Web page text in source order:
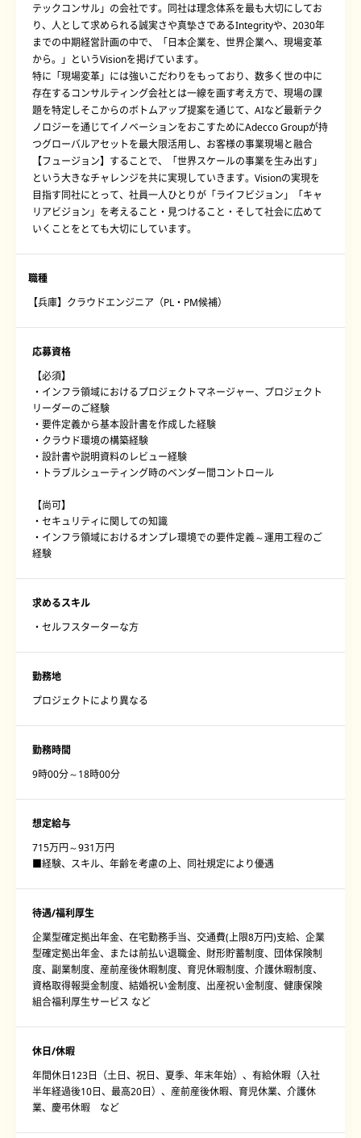
テックコンサル」の会社です。同社は理念体系を最も大切にしてお
り、人として求められる誠実さや真摯さであるIntegrityや、2030年
までの中期経営計画の中で、「日本企業を、世界企業へ、現場変革
から。」というVisionを掲げています。
特に「現場変革」には強いこだわりをもっており、数多く世の中に
存在するコンサルティング会社とは一線を画す考え方で、現場の課
題を特定しそこからのボトムアップ提案を通じて、AIなど最新テク
ノロジーを通じてイノベーションをおこすためにAdecco Groupが持
つグローバルアセットを最大限活用し、お客様の事業現場と融合
【フュージョン】することで、「世界スケールの事業を生み出す」
という大きなチャレンジを共に実現していきます。Visionの実現を
目指す同社にとって、社員一人ひとりが「ライフビジョン」「キャ
リアビジョン」を考えること・見つけること・そして社会に広めて
いくことをとても大切にしています。
職種
【兵庫】クラウドエンジニア（PL・PM候補）
応募資格
【必須】
・インフラ領域におけるプロジェクトマネージャー、プロジェクト
リーダーのご経験
・要件定義から基本設計書を作成した経験
・クラウド環境の構築経験
・設計書や説明資料のレビュー経験
・トラブルシューティング時のベンダー間コントロール
【尚可】
・セキュリティに関しての知識
・インフラ領域におけるオンプレ環境での要件定義～運用工程のご
経験
求めるスキル
・セルフスターターな方
勤務地
プロジェクトにより異なる
勤務時間
9時00分～18時00分
想定給与
715万円～931万円
■経験、スキル、年齢を考慮の上、同社規定により優遇
待遇/福利厚生
企業型確定拠出年金、在宅勤務手当、交通費(上限8万円)支給、企業
型確定拠出年金、または前払い退職金、財形貯蓄制度、団体保険制
度、副業制度、産前産後休暇制度、育児休暇制度、介護休暇制度、
資格取得報奨金制度、結婚祝い金制度、出産祝い金制度、健康保険
組合福利厚生サービス など
休日/休暇
年間休日123日（土日、祝日、夏季、年末年始）、有給休暇（入社
半年経過後10日、最高20日）、産前産後休暇、育児休業、介護休
業、慶弔休暇 など